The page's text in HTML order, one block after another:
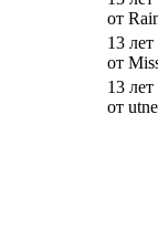
от
13
от
13
от